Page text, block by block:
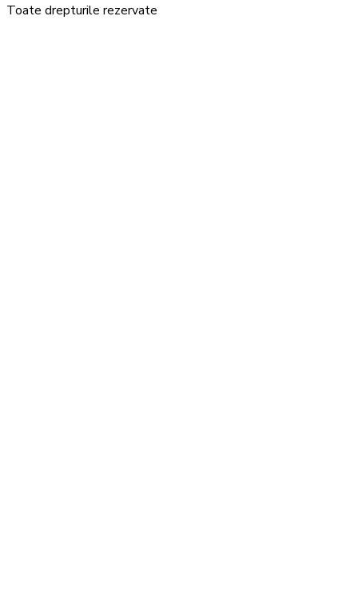
Toate drepturile rezervate